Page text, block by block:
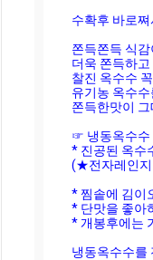
수확후 바로
쫀득쫀득 식
더욱 쫀득하
찰진 옥수수
유기농 옥수
쫀득한맛이
☞ 냉동옥수수
* 진공된 옥수
(★전자레인지
* 찜솥에 김이
* 단맛을 좋아
* 개봉후에는
냉동옥수수를